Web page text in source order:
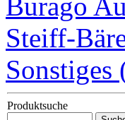
Burago
Steiff-
Sonstiges
Produktsuche